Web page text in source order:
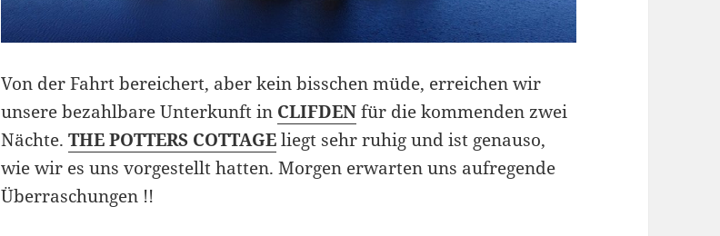
Von der Fahrt bereichert, aber kein bisschen müde, erreichen wir
unsere bezahlbare Unterkunft in CLIFDEN für die kommenden zwei
Nächte.THE POTTERS COTTAGEliegt sehr ruhig und ist genauso,
wie wir es uns vorgestellt hatten. Morgen erwarten uns aufregende
Überraschungen !!